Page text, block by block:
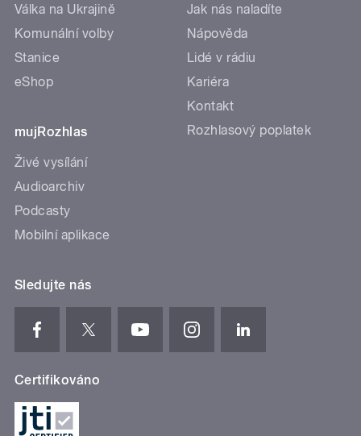
Válka na Ukrajině
Komunální volby
Stanice
eShop
mujRozhlas
Živé vysílání
Audioarchiv
Podcasty
Mobilní aplikace
Jak nás naladíte
Nápověda
Lidé v rádiu
Kariéra
Kontakt
Rozhlasový poplatek
Sledujte nás
Certifikováno